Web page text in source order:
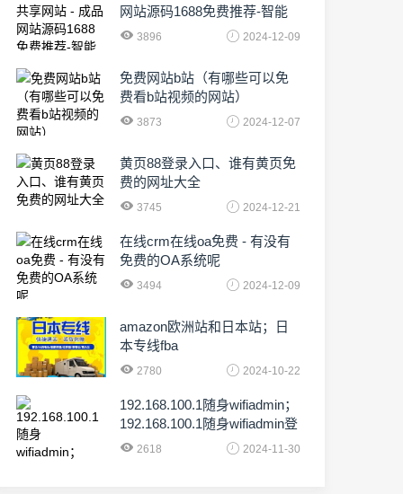
网站源码1688免费推荐-智能
化时代的挑战与机遇!
3896 2024-12-09
免费网站b站（有哪些可以免
费看b站视频的网站）
3873 2024-12-07
黄页88登录入口、谁有黄页免
费的网址大全
3745 2024-12-21
在线crm在线oa免费 - 有没有
免费的OA系统呢
3494 2024-12-09
amazon欧洲站和日本站；日
本专线fba
2780 2024-10-22
192.168.100.1随身wifiadmin；
192.168.100.1随身wifiadmin登
录器2618 2024-11-30